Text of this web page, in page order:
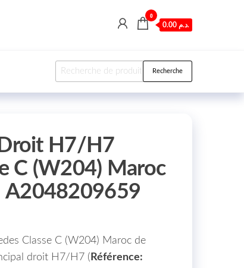
0
0.00 د.م.
Recherche pour : Recherche
Droit H7/H7
C (W204) Maroc
A2048209659
Classe C (W204) Maroc de
droit H7/H7 ( Référence: